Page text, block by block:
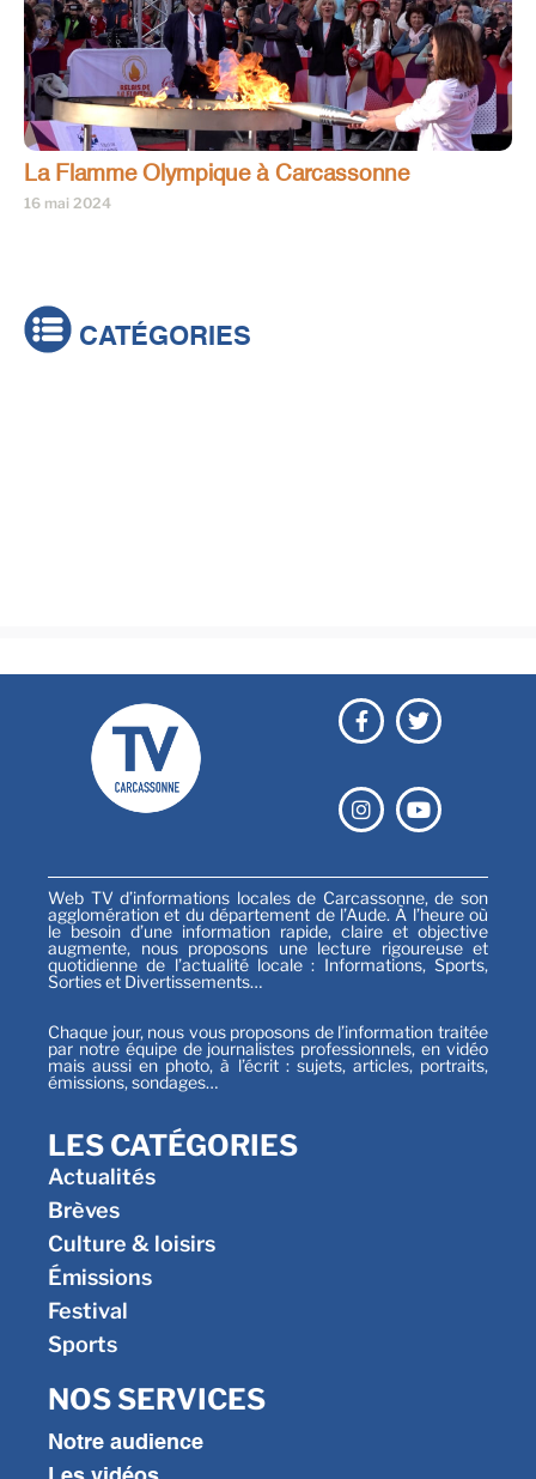
La Flamme Olympique à Carcassonne
16 mai 2024
CATÉGORIES
Web TV d’informations locales de Carcassonne, de son
agglomération et du département de l’Aude. À l’heure où
le besoin d’une information rapide, claire et objective
augmente, nous proposons une lecture rigoureuse et
quotidienne de l’actualité locale : Informations, Sports,
Sorties et Divertissements…
Chaque jour, nous vous proposons de l’information traitée
par notre équipe de journalistes professionnels, en vidéo
mais aussi en photo, à l’écrit : sujets, articles, portraits,
émissions, sondages…
LES CATÉGORIES
Actualités
Brèves
Culture & loisirs
Émissions
Festival
Sports
NOS SERVICES
Notre audience